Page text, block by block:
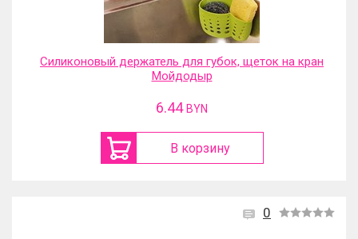
Силиконовый держатель для губок, щеток на кран
Мойдодыр
6.44 BYN
В корзину
0